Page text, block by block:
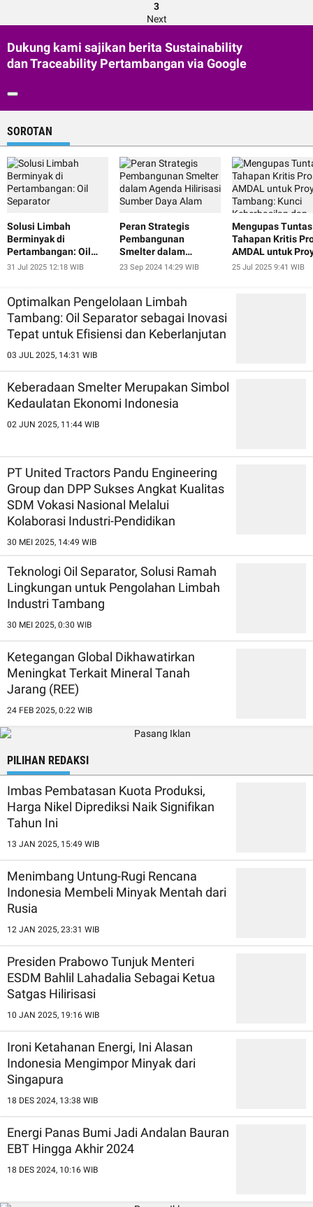
3
Next
Dukung kami sajikan berita Sustainability
dan Traceability Pertambangan via Google
SOROTAN
Solusi Limbah
Berminyak di
Pertambangan: Oil
Separator
31 Jul 2025 12:18 WIB
Peran Strategis
Pembangunan
Smelter dalam
Agenda Hilirisasi
23 Sep 2024 14:29 WIB
Mengupas Tuntas
Tahapan Kritis
AMDAL untuk
Tambang: Kunci
25 Jul 2025 9:41 WIB
Optimalkan Pengelolaan Limbah
Tambang: Oil Separator sebagai Inovasi
Tepat untuk Efisiensi dan Keberlanjutan
03 JUL 2025, 14:31 WIB
Keberadaan Smelter Merupakan Simbol
Kedaulatan Ekonomi Indonesia
02 JUN 2025, 11:44 WIB
PT United Tractors Pandu Engineering
Group dan DPP Sukses Angkat Kualitas
SDM Vokasi Nasional Melalui
Kolaborasi Industri-Pendidikan
30 MEI 2025, 14:49 WIB
Teknologi Oil Separator, Solusi Ramah
Lingkungan untuk Pengolahan Limbah
Industri Tambang
30 MEI 2025, 0:30 WIB
Ketegangan Global Dikhawatirkan
Meningkat Terkait Mineral Tanah
Jarang (REE)
24 FEB 2025, 0:22 WIB
PILIHAN REDAKSI
Imbas Pembatasan Kuota Produksi,
Harga Nikel Diprediksi Naik Signifikan
Tahun Ini
13 JAN 2025, 15:49 WIB
Menimbang Untung-Rugi Rencana
Indonesia Membeli Minyak Mentah dari
Rusia
12 JAN 2025, 23:31 WIB
Presiden Prabowo Tunjuk Menteri
ESDM Bahlil Lahadalia Sebagai Ketua
Satgas Hilirisasi
10 JAN 2025, 19:16 WIB
Ironi Ketahanan Energi, Ini Alasan
Indonesia Mengimpor Minyak dari
Singapura
18 DES 2024, 13:38 WIB
Energi Panas Bumi Jadi Andalan Bauran
EBT Hingga Akhir 2024
18 DES 2024, 10:16 WIB